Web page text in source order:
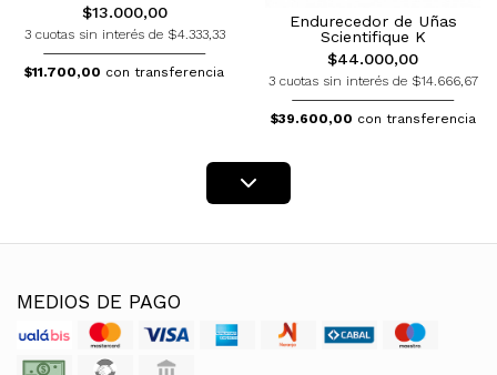
$13.000,00
3 cuotas sin interés de $4.333,33
$11.700,00 con transferencia
Endurecedor de Uñas
Scientifique K
$44.000,00
3 cuotas sin interés de $14.666,67
$39.600,00 con transferencia
MEDIOS DE PAGO